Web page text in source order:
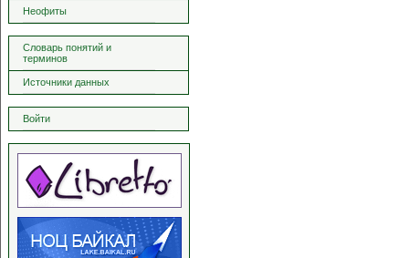
Неофиты
Словарь понятий и
терминов
Источники данных
Войти